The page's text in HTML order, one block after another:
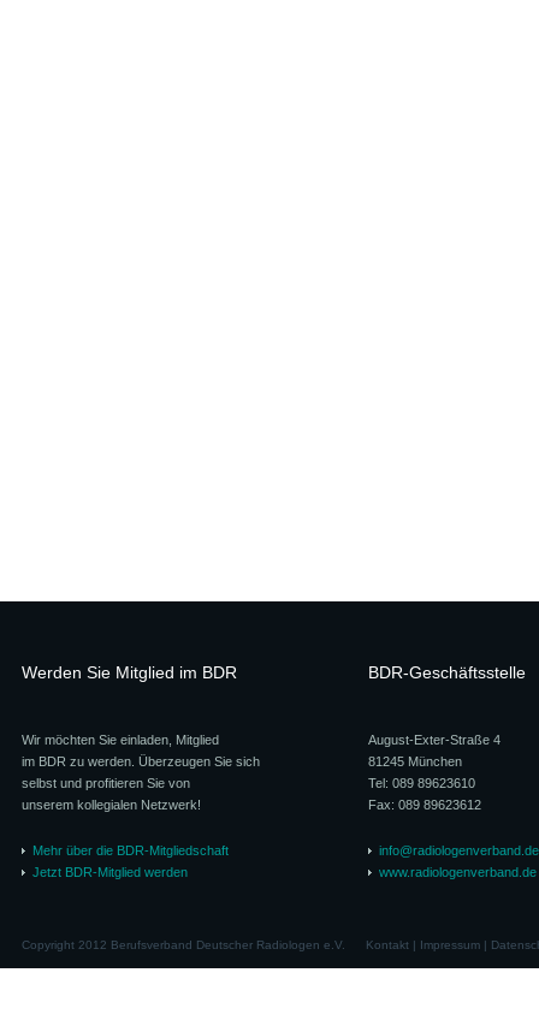
Werden Sie Mitglied im BDR
Wir möchten Sie einladen, Mitglied
im BDR zu werden. Überzeugen Sie sich
selbst und profitieren Sie von
unserem kollegialen Netzwerk!
Mehr über die BDR-Mitgliedschaft
Jetzt BDR-Mitglied werden
BDR-Geschäftsstelle
August-Exter-Straße 4
81245 München
Tel: 089 89623610
Fax: 089 89623612
info@radiologenverband.de
www.radiologenverband.de
Copyright 2012 Berufsverband Deutscher Radiologen e.V. Kontakt| Impressum|